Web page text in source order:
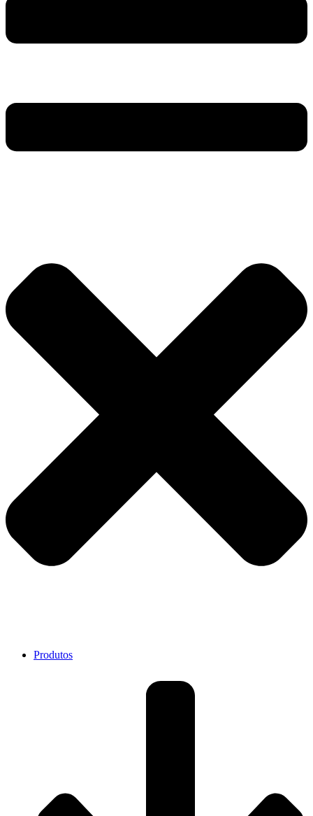
Produtos